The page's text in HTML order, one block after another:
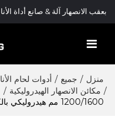
بعقب الانصهار آلة & صانع أداة
منزل / جميع / أدوات لحام
/ مكائن الانصهار الهيدروليكية /
1200/1600 مم هيدروليكي بالكامل HDPE آلة لحام الانصهار بعقب